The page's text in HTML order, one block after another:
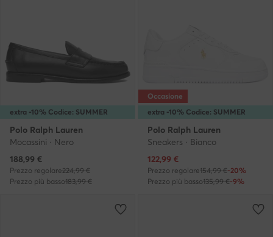
extra -10% Codice: SUMMER
Polo Ralph Lauren
Mocassini · Nero
Prezzo attuale
188,99 €
Prezzo regolare224,99 €
Prezzo più basso183,99 €
extra -10% Codice: SUMMER
Occasione
Polo Ralph Lauren
Sneakers · Bianco
Prezzo attuale
122,99 €
Prezzo regolare154,99 €-20%
Prezzo più basso135,99 €-9%